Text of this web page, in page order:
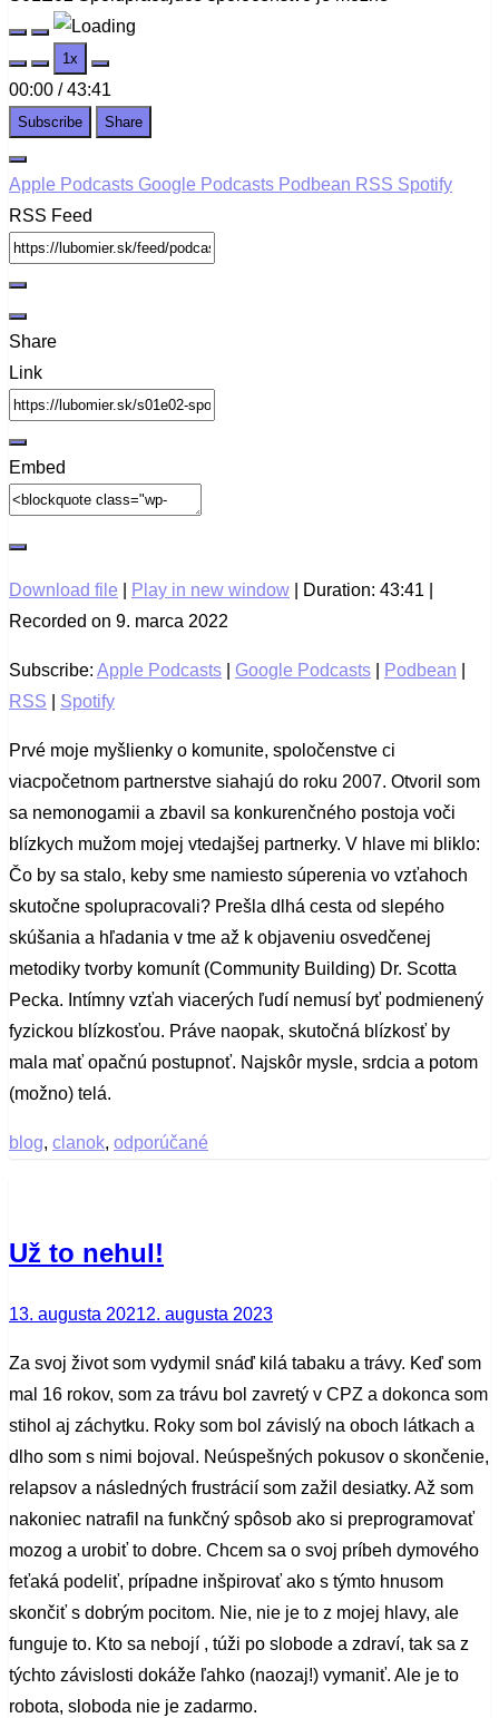
Episode
Pause
Episode
1x
00:00 / 43:41
Subscribe Share
Apple Podcasts Google Podcasts Podbean RSS Spotify
RSS Feed
Share
Link
Embed
Download file Play in new window Duration: 43:41
Recorded on 9. marca 2022
Subscribe: Apple Podcasts Google Podcasts Podbean
RSS
Spotify
Prvé moje myšlienky o komunite, spoločenstve ci
viacpočetnom partnerstve siahajú do roku 2007. Otvoril som
sa nemonogamii a zbavil sa konkurenčného postoja voči
blízkych mužom mojej vtedajšej partnerky. V hlave mi bliklo:
Čo by sa stalo, keby sme namiesto súperenia vo vzťahoch
skutočne spolupracovali? Prešla dlhá cesta od slepého
skúšania a hľadania v tme až k objaveniu osvedčenej
metodiky tvorby komunít (Community Building) Dr. Scotta
Pecka. Intímny vzťah viacerých ľudí nemusí byť podmienený
fyzickou blízkosťou. Práve naopak, skutočná blízkosť by
mala mať opačnú postupnoť. Najskôr mysle, srdcia a potom
(možno) telá.
blog, clanok, odporúčané
Už to nehul!
Posted
13. augusta 20212. augusta 2023
Za svoj život som vydymil snáď kilá tabaku a trávy. Keď som
mal 16 rokov, som za trávu bol zavretý v CPZ a dokonca som
stihol aj záchytku. Roky som bol závislý na oboch látkach a
dlho som s nimi bojoval. Neúspešných pokusov o skončenie,
relapsov a následných frustrácií som zažil desiatky. Až som
nakoniec natrafil na funkčný spôsob ako si preprogramovať
mozog a urobiť to dobre. Chcem sa o svoj príbeh dymového
feťaká podeliť, prípadne inšpirovať ako s týmto hnusom
skončiť s dobrým pocitom. Nie, nie je to z mojej hlavy, ale
funguje to. Kto sa nebojí , túži po slobode a zdraví, tak sa z
týchto závislosti dokáže ľahko (naozaj!) vymaniť. Ale je to
robota, sloboda nie je zadarmo.